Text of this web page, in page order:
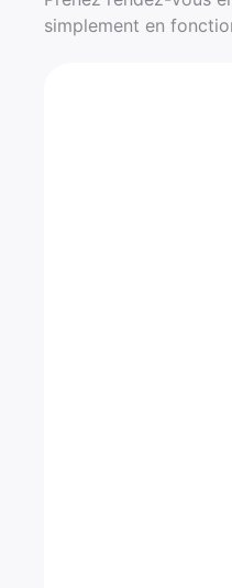
simplement en